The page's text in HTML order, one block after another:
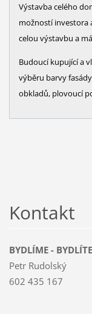
Výstavba celého
možností investora
celou výstavbu a
Budoucí kupující a
výběru barvy
obkladů, plovoucí
Kontakt
BYDLÍME -
Petr Rudolský
602 435 167